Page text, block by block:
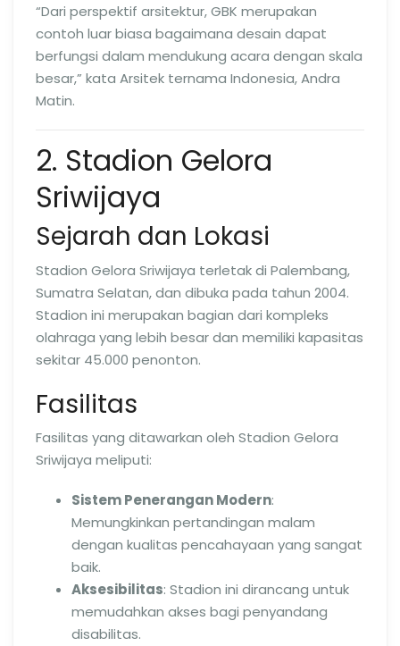
“Dari perspektif arsitektur, GBK merupakan
contoh luar biasa bagaimana desain dapat
berfungsi dalam mendukung acara dengan skala
besar,” kata Arsitek ternama Indonesia, Andra
Matin.
2. Stadion Gelora
Sriwijaya
Sejarah dan Lokasi
Stadion Gelora Sriwijaya terletak di Palembang,
Sumatra Selatan, dan dibuka pada tahun 2004.
Stadion ini merupakan bagian dari kompleks
olahraga yang lebih besar dan memiliki kapasitas
sekitar 45.000 penonton.
Fasilitas
Fasilitas yang ditawarkan oleh Stadion Gelora
Sriwijaya meliputi:
Sistem Penerangan Modern:
Memungkinkan pertandingan malam
dengan kualitas pencahayaan yang sangat
baik.
Aksesibilitas: Stadion ini dirancang untuk
memudahkan akses bagi penyandang
disabilitas.